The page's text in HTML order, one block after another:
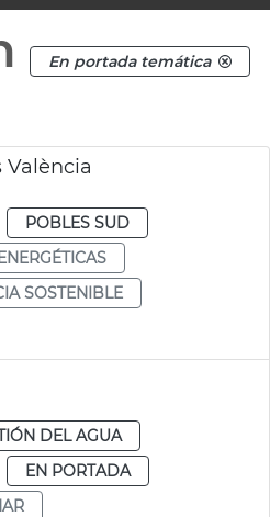
En portada temática
POBLES SUD
SOSTENIBLE
DEL AGUA
EN PORTADA